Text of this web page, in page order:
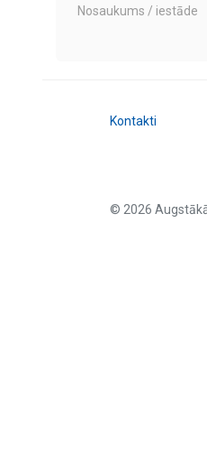
Nosaukums / iestāde
Kontakti
© 2026